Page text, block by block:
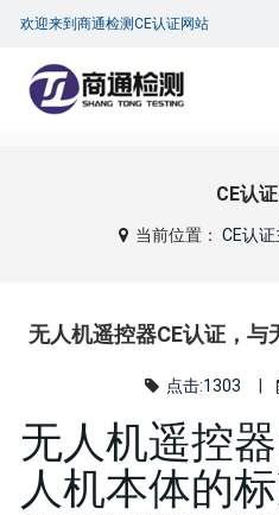
欢迎来到商通检测CE认证网站
CE认
当前位置：CE认
无人机遥控器CE认证，与
点击:1303
无人机遥控
人机本体的